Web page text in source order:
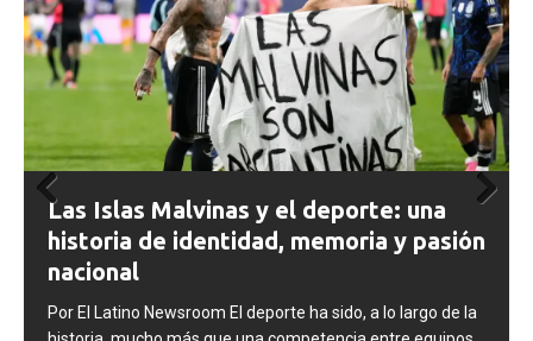
Fútbol asiático se suma al rechazo
Prev
ious